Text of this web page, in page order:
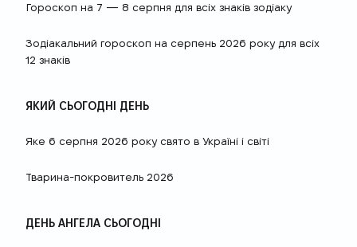
Гороскоп на 7 — 8 серпня для всіх знаків зодіаку
Зодіакальний гороскоп на серпень 2026 року для всіх
12 знаків
ЯКИЙ СЬОГОДНІ ДЕНЬ
Яке 6 серпня 2026 року свято в Україні і світі
Тварина-покровитель 2026
ДЕНЬ АНГЕЛА СЬОГОДНІ